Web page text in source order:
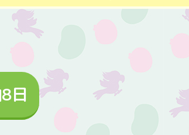
日